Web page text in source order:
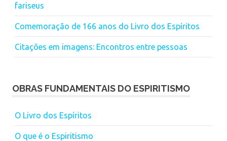
fariseus
Comemoração de 166 anos do Livro dos Espíritos
Citações em imagens: Encontros entre pessoas
OBRAS FUNDAMENTAIS DO ESPIRITISMO
O Livro dos Espíritos
O que é o Espiritismo